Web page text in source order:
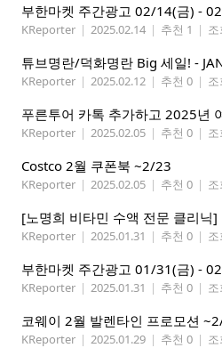
부한마켓 주간광고 02/14(금) -
KReporter | 2025.02.14 | 추천 1 |
튜브명란/덕화명란 Big 세일! -
KReporter | 2025.02.12 | 추천 0 |
푸른투어 카톡 추가하고 2025년
KReporter | 2025.02.05 | 추천 0 |
Costco 2월 쿠폰북 ~2/23
KReporter | 2025.02.05 | 추천 0 |
[노명희 비타민 수액 전문 클리닉
KReporter | 2025.01.31 | 추천 0 |
부한마켓 주간광고 01/31(금) -
KReporter | 2025.01.31 | 추천 0 |
코웨이 2월 발렌타인 프로모션
KReporter | 2025.01.29 | 추천 0 |